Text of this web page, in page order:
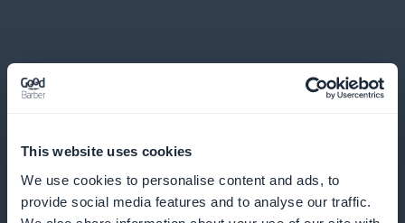
This website uses cookies
We use cookies to personalise content and ads, to
provide social media features and to analyse our traffic.
Gedetailleerde video-uitleg
Video's integreren om complexe concepten te
illustreren en het begrip onder studenten te